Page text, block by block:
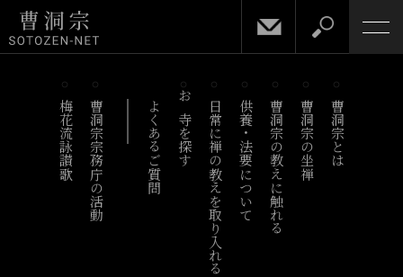
梅花流詠讃歌 曹洞宗宗務庁の活動 よくあるご質問 お寺を探す 日常に禅の教えを取り入れる供養・法要について曹洞宗の教えに触れる 曹洞宗の坐禅 曹洞宗とは